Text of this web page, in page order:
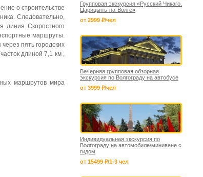
о строительстве
Следовательно,
линия Скоростного
маршруты.
пять городских
длиной 7,1 км ,
маршрутов мира
Групповая экскурсия «Русский Чикаго.
Царицынъ-на-Волге»
от 2999 ₽/чел
Вечерняя групповая обзорная
экскурсия по Волгограду на автобусе
от 3999 ₽/чел
Индивидуальная экскурсия по
Волгограду на автомобиле/минивене с
гидом
от 15499 ₽/1-3 чел